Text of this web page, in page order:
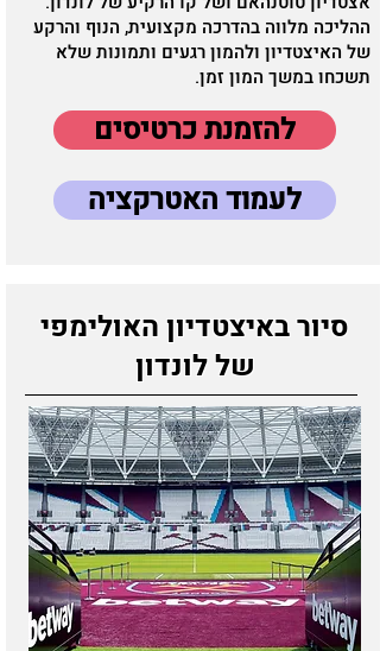
ההליכה מלווה בהדרכה מקצועית, הנוף והרקע
של האיצטדיון ולהמון רגעים ותמונות שלא
תשכחו במשך המון זמן.
להזמנת כרטיסים
לעמוד האטרקציה
סיור באיצטדיון האולימפי
של לונדון